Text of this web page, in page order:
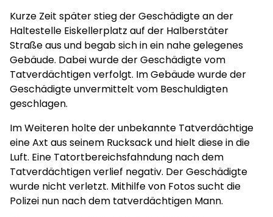
Kurze Zeit später stieg der Geschädigte an der
Haltestelle Eiskellerplatz auf der Halberstäter
Straße aus und begab sich in ein nahe gelegenes
Gebäude. Dabei wurde der Geschädigte vom
Tatverdächtigen verfolgt. Im Gebäude wurde der
Geschädigte unvermittelt vom Beschuldigten
geschlagen.
Im Weiteren holte der unbekannte Tatverdächtige
eine Axt aus seinem Rucksack und hielt diese in die
Luft. Eine Tatortbereichsfahndung nach dem
Tatverdächtigen verlief negativ. Der Geschädigte
wurde nicht verletzt. Mithilfe von Fotos sucht die
Polizei nun nach dem tatverdächtigen Mann.